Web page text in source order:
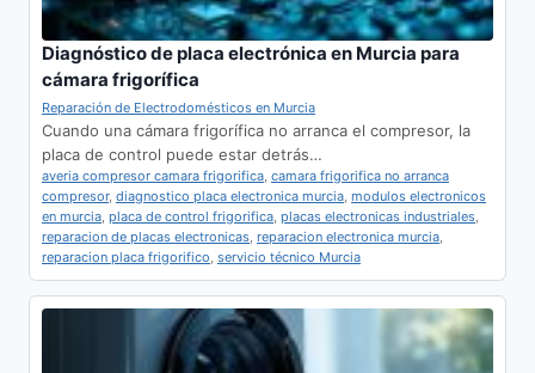
Diagnóstico de placa electrónica en Murcia para
cámara frigorífica
Reparación de Electrodomésticos en Murcia
Cuando una cámara frigorífica no arranca el compresor, la
placa de control puede estar detrás…
averia compresor camara frigorifica, camara frigorifica no arranca
compresor, diagnostico placa electronica murcia, modulos electronicos
en murcia, placa de control frigorifica, placas electronicas industriales,
reparacion de placas electronicas, reparacion electronica murcia,
reparacion placa frigorifico, servicio técnico Murcia